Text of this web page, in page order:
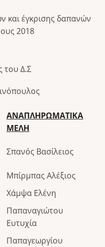
και έγκρισης δαπανών
2018
του Δ.Σ
ΑΝΑΠΛΗΡΩΜΑΤΙΚΑ
ΜΕΛΗ
Σπανός Βασίλειος
Μπίρμπας Αλέξιος
Χάμψα Ελένη
Παπαναγιώτου
Ευτυχία
Παπαγεωργίου